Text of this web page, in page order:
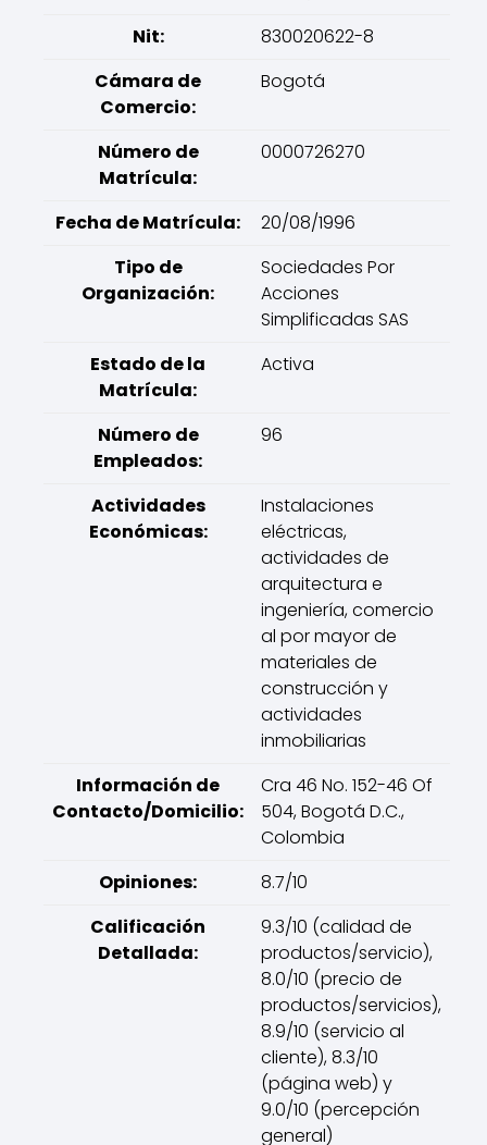
Nit:
830020622-8
Cámara de
Comercio:
Bogotá
Número de
Matrícula:
0000726270
Fecha de Matrícula:
20/08/1996
Tipo de
Organización:
Sociedades Por
Acciones
Simplificadas SAS
Estado de la
Matrícula:
Activa
Número de
Empleados:
96
Actividades
Económicas:
Instalaciones
eléctricas,
actividades de
arquitectura e
ingeniería, comercio
al por mayor de
materiales de
construcción y
actividades
inmobiliarias
Información de
Contacto/Domicilio:
Cra 46 No. 152-46 Of
504, Bogotá D.C.,
Colombia
Opiniones:
8.7/10
Calificación
Detallada:
9.3/10 (calidad de
productos/servicio),
8.0/10 (precio de
productos/servicios),
8.9/10 (servicio al
cliente), 8.3/10
(página web) y
9.0/10 (percepción
general)